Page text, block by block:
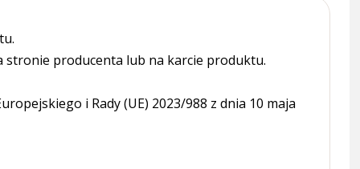
stronie producenta lub na karcie produktu.
i Rady (UE) 2023/988 z dnia 10 maja